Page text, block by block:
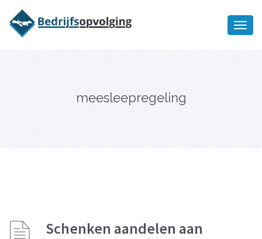
meesleepregeling
Schenken aandelen aan
bedrijfsopvolging voor fiscaal
juridisch advies
Ik wil meer informatie